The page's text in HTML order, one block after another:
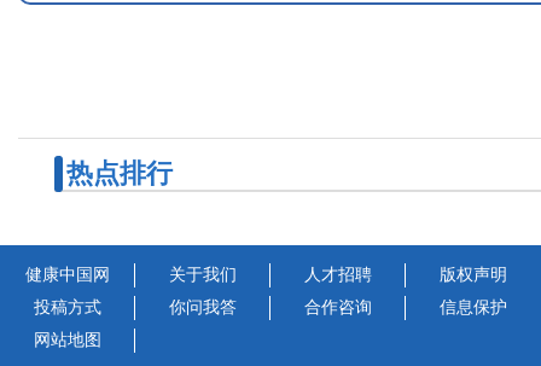
热点排行
健康中国网 关于我们 人才招聘
版权声明
投稿方式
你问我答 合作咨询
信息保护
网站地图